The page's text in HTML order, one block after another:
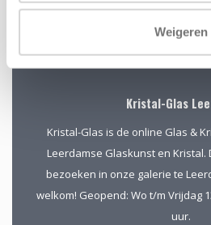
Weigeren
Kristal-Glas
Kristal-Glas is de online Glas &
Leerdamse Glaskunst en
bezoeken in onze galerie te
welkom! Geopend: Wo t/m Vrijdag
uur.